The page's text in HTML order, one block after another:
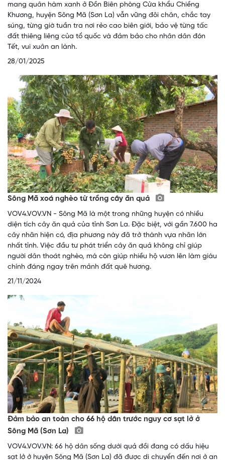
mang quân hàm xanh ở Đồn Biên phòng Cửa khẩu Chiềng
Khương, huyện Sông Mã (Sơn La) vẫn vững đôi chân, chắc tay
súng, từng giờ tuần tra nơi rẻo cao biên giới, bảo vệ từng tấc
đất thiêng liêng của tổ quốc và đảm bảo cho nhân dân đón
Tết, vui xuân an lành.
28/01/2025
Sông Mã xoá nghèo từ trồng cây ăn quả
VOV4.VOV.VN - Sông Mã là một trong những huyện có nhiều
diện tích cây ăn quả của tỉnh Sơn La. Đặc biệt, với gần 7.600 ha
cây nhãn hiện có, địa phương này đã trở thành vựa nhãn lớn
nhất tỉnh. Việc đầu tư phát triển cây ăn quả không chỉ giúp
người dân thoát nghèo, mà còn giúp nhiều hộ vươn lên làm giàu
chính đáng ngay trên mảnh đất quê hương.
21/11/2024
Đảm bảo an toàn cho 66 hộ dân trước nguy cơ sạt lở ở
Sông Mã (Sơn La)
VOV4.VOV.VN: 66 hộ dân sống dưới quả đồi đang có dấu hiệu
sạt lở ở huyện Sông Mã (Sơn La) đã được di chuyển đến nơi ở an